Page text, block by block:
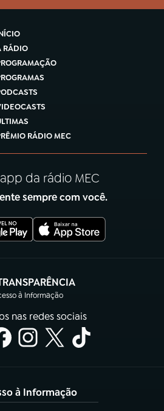
RÁDIO
RÁDIO MEC
da rádio MEC
sempre com você.
à Informação
(abre em nova aba)
nas redes sociais
à Informação